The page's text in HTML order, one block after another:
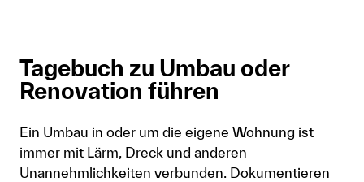
Tagebuch zu Umbau oder
Renovation führen
Ein Umbau in oder um die eigene Wohnung ist
immer mit Lärm, Dreck und anderen
Unannehmlichkeiten verbunden. Dokumentieren